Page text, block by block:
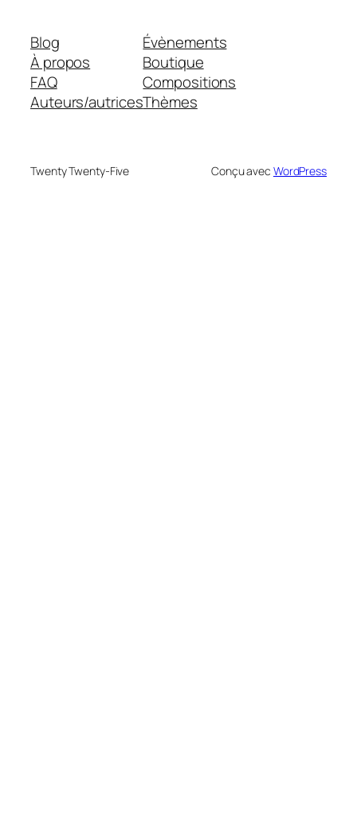
Blog
À propos
FAQ
Auteurs/autrices
Évènements
Boutique
Compositions
Thèmes
Twenty Twenty-Five Conçu avec WordPress